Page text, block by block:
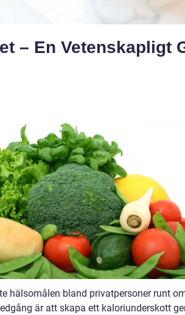
– En Vetenskapligt
hälsomålen bland privatpersoner runt
är att skapa ett kaloriunderskott